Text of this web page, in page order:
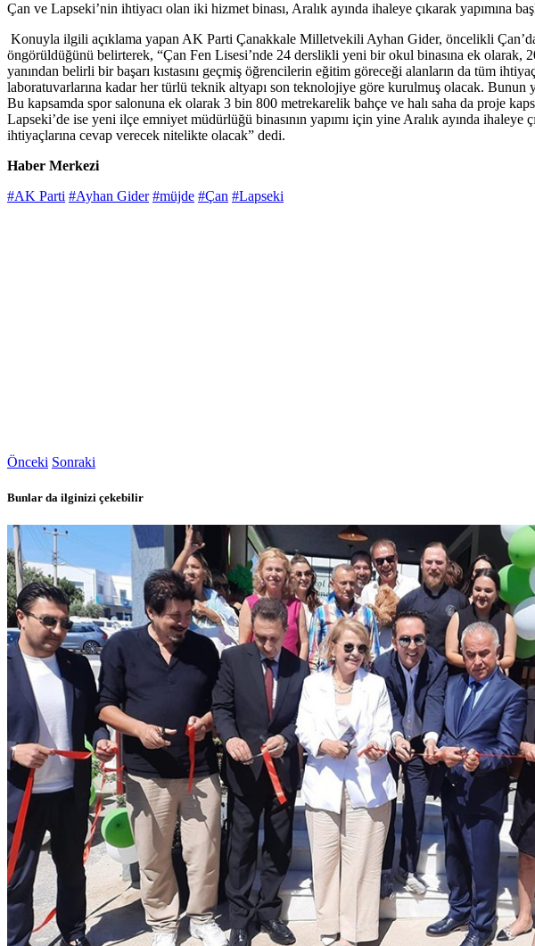
Çan ve Lapseki’nin ihtiyacı olan iki hizmet binası, Aralık ayında ihaleye çıkarak yapımına
Konuyla ilgili açıklama yapan AK Parti Çanakkale Milletvekili Ayhan Gider, öncelikli
öngörüldüğünü belirterek, “Çan Fen Lisesi’nde 24 derslikli yeni bir okul binasına ek
yanından belirli bir başarı kıstasını geçmiş öğrencilerin eğitim göreceği alanların da tüm
laboratuvarlarına kadar her türlü teknik altyapı son teknolojiye göre kurulmuş olacak. Bunun
Bu kapsamda spor salonuna ek olarak 3 bin 800 metrekarelik bahçe ve halı saha da proje
Lapseki’de ise yeni ilçe emniyet müdürlüğü binasının yapımı için yine Aralık ayında
ihtiyaçlarına cevap verecek nitelikte olacak” dedi.
Haber Merkezi
#AK Parti #Ayhan Gider #müjde #Çan #Lapseki
Önceki Sonraki
Bunlar da ilginizi çekebilir